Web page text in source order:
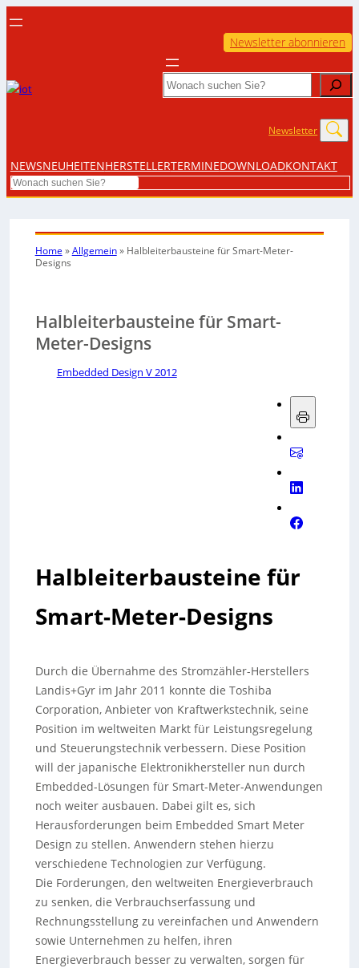
Newsletter abonnieren
Search
Newsletter
NEWSNEUHEITENHERSTELLERTERMINEDOWNLOADKONTAKT
Search
Home »Allgemein» Halbleiterbausteine für Smart-Meter-
Designs
Halbleiterbausteine für Smart-
Meter-Designs
Embedded Design V 2012
Halbleiterbausteine für
Smart-Meter-Designs
Durch die Übernahme des Stromzähler-Herstellers
Landis+Gyr im Jahr 2011 konnte die Toshiba
Corporation, Anbieter von Kraftwerkstechnik, seine
Position im weltweiten Markt für Leistungsregelung
und Steuerungstechnik verbessern. Diese Position
will der japanische Elektronikhersteller nun durch
Embedded-Lösungen für Smart-Meter-Anwendungen
noch weiter ausbauen. Dabei gilt es, sich
Herausforderungen beim Embedded Smart Meter
Design zu stellen. Anwendern stehen hierzu
verschiedene Technologien zur Verfügung.
Die Forderungen, den weltweiten Energieverbrauch
zu senken, die Verbrauchserfassung und
Rechnungsstellung zu vereinfachen und Anwendern
sowie Unternehmen zu helfen, ihren
Energieverbrauch besser zu verwalten, sorgen für